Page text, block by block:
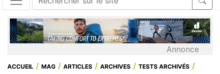
Annonce
ACCUEIL MAG ARTICLES ARCHIVES
TESTS ARCHIVÉS